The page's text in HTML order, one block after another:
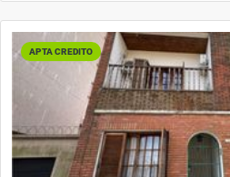
APTA CREDITO